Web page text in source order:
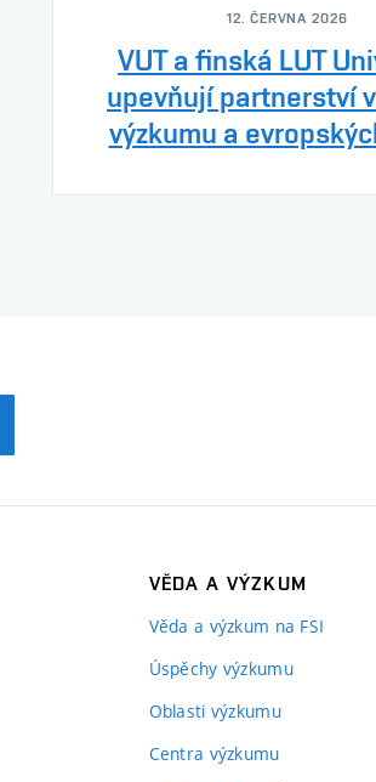
12. ČERVNA 2026
VUT a finská LUT
upevňují partnerství
výzkumu a
VĚDA A VÝZKUM
Věda a výzkum na FSI
Úspěchy výzkumu
Oblasti výzkumu
Centra výzkumu